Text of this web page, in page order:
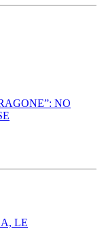
NO
LE